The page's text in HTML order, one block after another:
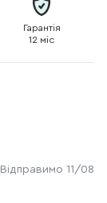
Гарантія
12 міс
Відправимо 11/08